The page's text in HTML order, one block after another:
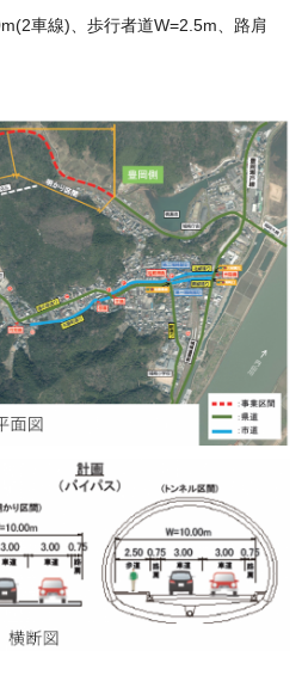
車線)、歩行者道W=2.5m、路肩